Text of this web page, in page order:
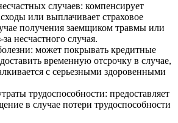
случаев: компенсирует
или выплачивает страховое
получения заемщиком травмы или
несчастного случая.
может покрывать кредитные
временную отсрочку в случае,
с серьезными здоровенными
трудоспособности: предоставляет
в случае потери трудоспособности